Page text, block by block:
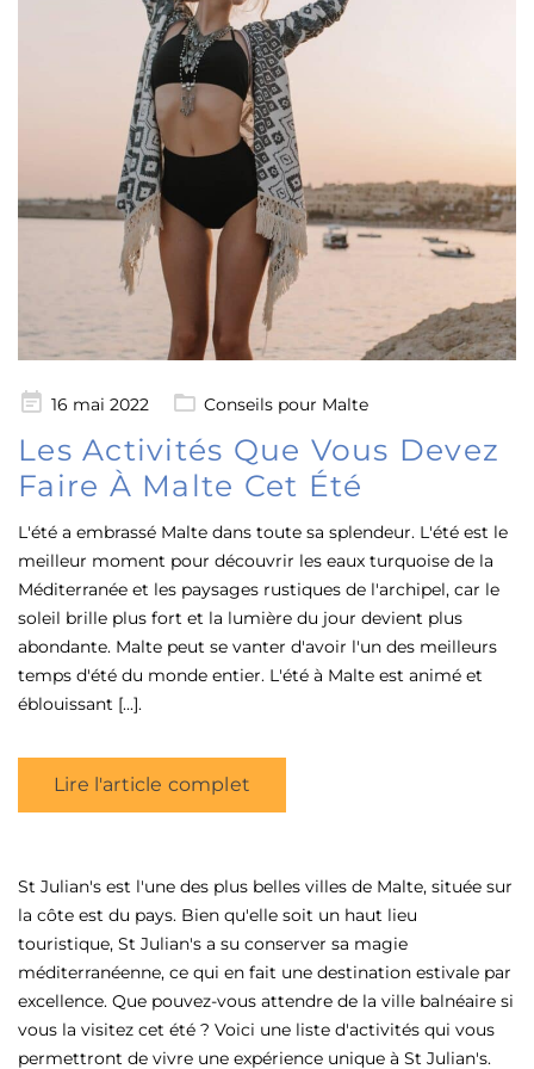
Posté16 mai 2022 Conseils pour Malte
Les Activités Que Vous Devez
Faire À Malte Cet Été
L'été a embrassé Malte dans toute sa splendeur. L'été est le
meilleur moment pour découvrir les eaux turquoise de la
Méditerranée et les paysages rustiques de l'archipel, car le
soleil brille plus fort et la lumière du jour devient plus
abondante. Malte peut se vanter d'avoir l'un des meilleurs
temps d'été du monde entier. L'été à Malte est animé et
éblouissant [...].
Lire l'article complet
St Julian's est l'une des plus belles villes de Malte, située sur
la côte est du pays. Bien qu'elle soit un haut lieu
touristique, St Julian's a su conserver sa magie
méditerranéenne, ce qui en fait une destination estivale par
excellence. Que pouvez-vous attendre de la ville balnéaire si
vous la visitez cet été ? Voici une liste d'activités qui vous
permettront de vivre une expérience unique à St Julian's.